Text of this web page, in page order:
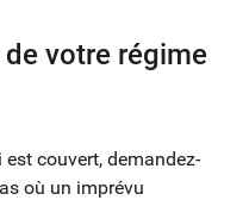
votre régime
couvert, demandez-
où un imprévu